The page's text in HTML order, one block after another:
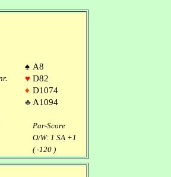
♠ A8
♥ D82
♦ D1074
♣ A1094
Par-Score
O/W: 1 SA +1
( -120 )